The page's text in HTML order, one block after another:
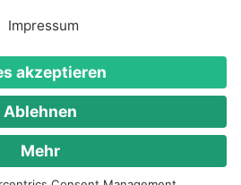
und Logos sind eingetragene
der jeweiligen Hersteller.
Toys for Fun GmbH - Alle
vorbehalten